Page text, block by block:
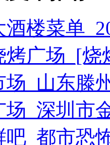
楼菜单
烤广场_[
场_山东滕
场_深圳市
吧_都市恐